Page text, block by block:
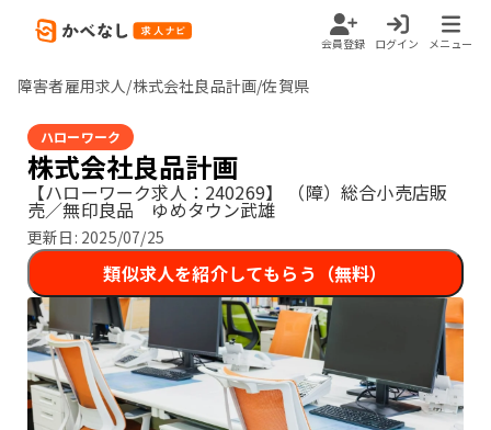
会員登録 ログイン メニュー
障害者雇用求人/株式会社良品計画/佐賀県
ハローワーク
株式会社良品計画
【ハローワーク求人：240269】 （障）総合小売店販
売／無印良品 ゆめタウン武雄
更新日: 2025/07/25
類似求人を紹介してもらう（無料）